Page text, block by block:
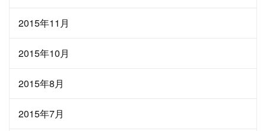
2015年11月
2015年10月
2015年8月
2015年7月